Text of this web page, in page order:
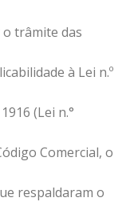
trâmite das
à Lei n.º
(Lei n.°
Comercial, o
respaldaram o